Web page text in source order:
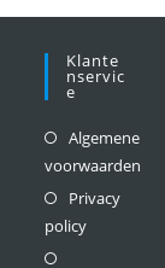
Klante
Nservic
E
Algemene
voorwaarden
Privacy
policy